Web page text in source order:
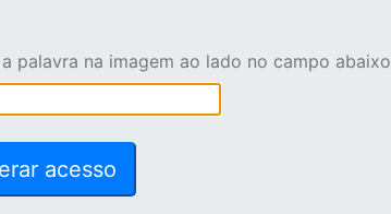
palavra na imagem ao lado no campo abaixo